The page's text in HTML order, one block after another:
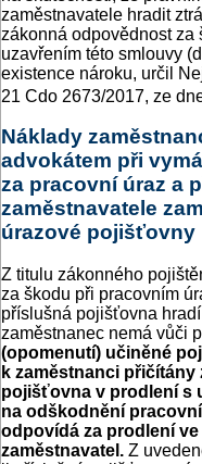
zaměstnavatele hradit
zákonná odpovědnost za
uzavřením této smlouvy
existence nároku, určil
21 Cdo 2673/2017, ze
Náklady
advokátem při
za pracovní úraz a
zaměstnavatele
úrazové pojišťovny
Z titulu zákonného
za škodu při pracovním
příslušná pojišťovna
zaměstnanec nemá vůči
(opomenutí) učiněné
k zaměstnanci
pojišťovna v prodlení s
na odškodnění
odpovídá za prodlení
zaměstnavatel. Z